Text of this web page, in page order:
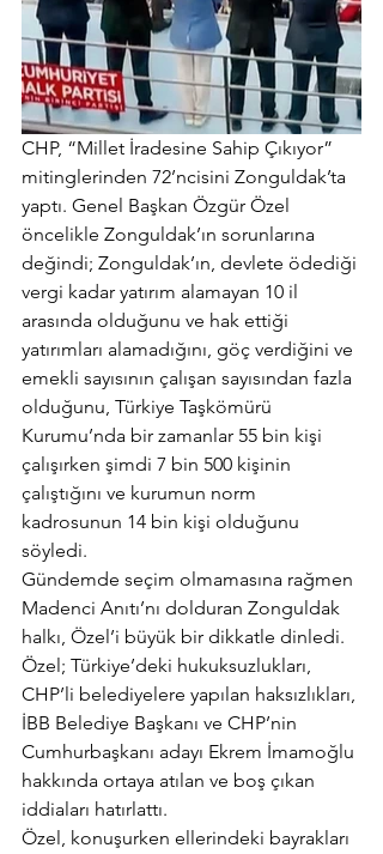
CHP, “Millet İradesine Sahip Çıkıyor”
mitinglerinden 72’ncisini Zonguldak’ta
yaptı. Genel Başkan Özgür Özel
öncelikle Zonguldak’ın sorunlarına
değindi; Zonguldak’ın, devlete ödediği
vergi kadar yatırım alamayan 10 il
arasında olduğunu ve hak ettiği
yatırımları alamadığını, göç verdiğini ve
emekli sayısının çalışan sayısından fazla
olduğunu, Türkiye Taşkömürü
Kurumu’nda bir zamanlar 55 bin kişi
çalışırken şimdi 7 bin 500 kişinin
çalıştığını ve kurumun norm
kadrosunun 14 bin kişi olduğunu
söyledi.
Gündemde seçim olmamasına rağmen
Madenci Anıtı’nı dolduran Zonguldak
halkı, Özel’i büyük bir dikkatle dinledi.
Özel; Türkiye’deki hukuksuzlukları,
CHP’li belediyelere yapılan haksızlıkları,
İBB Belediye Başkanı ve CHP’nin
Cumhurbaşkanı adayı Ekrem İmamoğlu
hakkında ortaya atılan ve boş çıkan
iddiaları hatırlattı.
Özel, konuşurken ellerindeki bayrakları